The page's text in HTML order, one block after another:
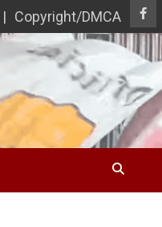
Copyright/DMCA